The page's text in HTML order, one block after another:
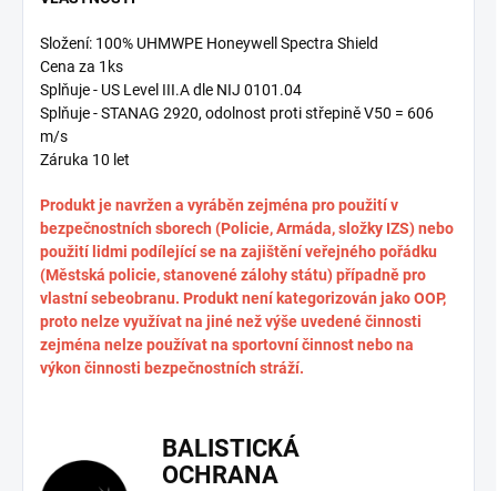
Složení: 100% UHMWPE Honeywell Spectra Shield
Cena za 1ks
Splňuje - US Level III.A dle NIJ 0101.04
Splňuje - STANAG 2920, odolnost proti střepině V50 = 606
m/s
Záruka 10 let
Produkt je navržen a vyráběn zejména pro použití v
bezpečnostních sborech (Policie, Armáda, složky IZS) nebo
použití lidmi podílející se na zajištění veřejného pořádku
(Městská policie, stanovené zálohy státu) případně pro
vlastní sebeobranu. Produkt není kategorizován jako OOP,
proto nelze využívat na jiné než výše uvedené činnosti
zejména nelze používat na sportovní činnost nebo na
výkon činnosti bezpečnostních stráží.
BALISTICKÁ
OCHRANA